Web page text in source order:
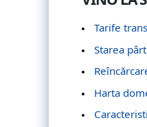
Tarife
Starea
Harta